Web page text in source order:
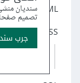
HTML
CSS
Sass